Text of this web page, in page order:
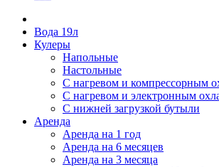
Вода 19л
Кулеры
Напольные
Настольные
С нагревом и компрессорным
С нагревом и электронным
С нижней загрузкой бутыли
Аренда
Аренда на 1 год
Аренда на 6 месяцев
Аренда на 3 месяца